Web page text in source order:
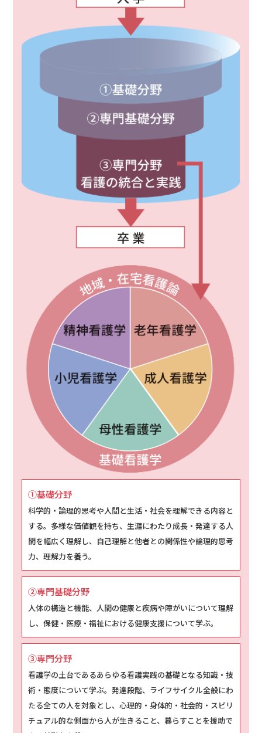
①基礎分野
科学的・論理的思考や人間と生活・社会を理解できる内容と
する。多様な価値観を持ち、生涯にわたり成長・発達する人
間を幅広く理解し、自己理解と他者との関係性や論理的思考
力、理解力を養う。
②専門基礎分野
人体の構造と機能、人間の健康と疾病や障がいについて理解
し、保健・医療・福祉における健康支援について学ぶ。
③専門分野
看護学の土台であるあらゆる看護実践の基礎となる知識・技
術・態度について学ぶ。発達段階、ライフサイクル全般にわ
たる全ての人を対象とし、心理的・身体的・社会的・スピリ
チュアル的な側面から人が生きること、暮らすことを援助で